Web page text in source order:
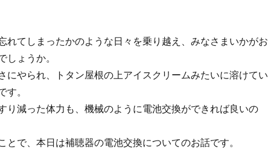
れてしまったかのような日々を乗り越え、みなさまいかがお
しょうか。
にやられ、トタン屋根の上アイスクリームみたいに溶けてい
す。
り減った体力も、機械のように電池交換ができれば良いの
とで、本日は補聴器の電池交換についてのお話です。